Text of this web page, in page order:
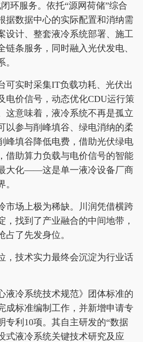
环服务。依托“源网荷储”综合
据数据中心的实际配置和消纳需
设计、整套液冷系统部署、施工
链条服务，同时融入光伏发电、
可实时采集IT负载功耗、光伏出
电价信号，动态优化CDU运行策
这意味着，液冷系统不再是孤立
以参与削峰填谷、绿电消纳的柔
峰填谷降低电费，借助光伏绿电
借助算力负载与电价信号的智能
大化——这是单一液冷设备厂商
市场上极为稀缺。川润凭借横跨
，找到了产业融合的中间地带，
占了先发身位。
，技术实力最终会沉淀为行业话
液冷系统技术规范》团体标准的
成标准编制工作，并新增申请专
专利10项。其自主研发的“数据
式液冷系统关键技术研究及应